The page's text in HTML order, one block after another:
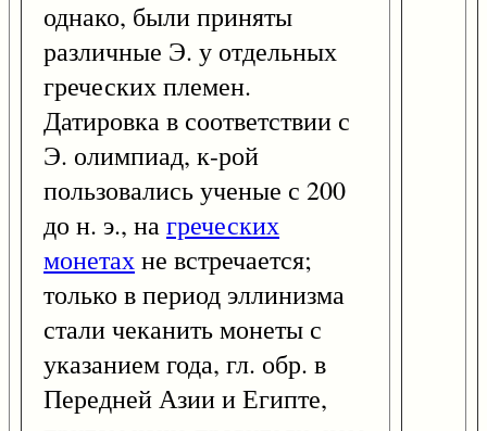
однако, были приняты
различные Э. у отдельных
греческих племен.
Датировка в соответствии с
Э. олимпиад, к-рой
пользовались ученые с 200
до н. э., нагреческих
монетахне встречается;
только в период эллинизма
стали чеканить монеты с
указанием года, гл. обр. в
Передней Азии и Египте,